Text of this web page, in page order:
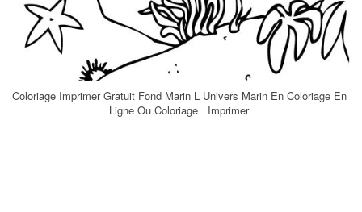
Coloriage Imprimer Gratuit Fond Marin L Univers Marin En Coloriage En
Ligne Ou Coloriage Imprimer